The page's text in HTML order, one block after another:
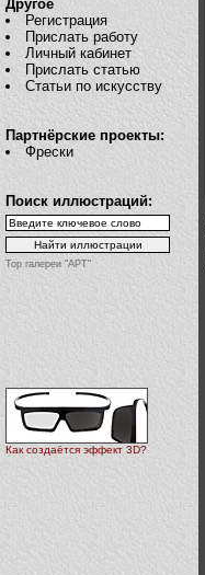
Другое
Регистрация
Прислать работу
Личный кабинет
Прислать статью
Статьи по искусству
Партнёрские проекты:
Фрески
Поиск иллюстраций:
Top галереи "АРТ"
Как создаётся эффект 3D?